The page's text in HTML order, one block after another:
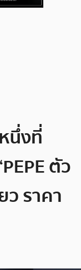
นึ่งที่
ตัว
ว ราคา